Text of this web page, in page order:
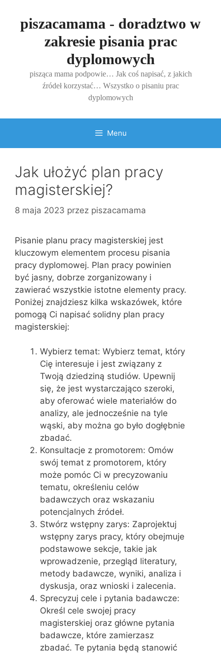
treścipiszacamama - doradztwo w
zakresie pisania prac
dyplomowych
pisząca mama podpowie… Jak coś napisać, z jakich
źródeł korzystać… Wszystko o pisaniu prac
dyplomowych
Menu
Jak ułożyć plan pracy
magisterskiej?
8 maja 2023 przez piszacamama
Pisanie planu pracy magisterskiej jest
kluczowym elementem procesu pisania
pracy dyplomowej. Plan pracy powinien
być jasny, dobrze zorganizowany i
zawierać wszystkie istotne elementy pracy.
Poniżej znajdziesz kilka wskazówek, które
pomogą Ci napisać solidny plan pracy
magisterskiej:
Wybierz temat: Wybierz temat, który
Cię interesuje i jest związany z
Twoją dziedziną studiów. Upewnij
się, że jest wystarczająco szeroki,
aby oferować wiele materiałów do
analizy, ale jednocześnie na tyle
wąski, aby można go było dogłębnie
zbadać.
Konsultacje z promotorem: Omów
swój temat z promotorem, który
może pomóc Ci w precyzowaniu
tematu, określeniu celów
badawczych oraz wskazaniu
potencjalnych źródeł.
Stwórz wstępny zarys: Zaprojektuj
wstępny zarys pracy, który obejmuje
podstawowe sekcje, takie jak
wprowadzenie, przegląd literatury,
metody badawcze, wyniki, analiza i
dyskusja, oraz wnioski i zalecenia.
Sprecyzuj cele i pytania badawcze:
Określ cele swojej pracy
magisterskiej oraz główne pytania
badawcze, które zamierzasz
zbadać. Te pytania będą stanowić